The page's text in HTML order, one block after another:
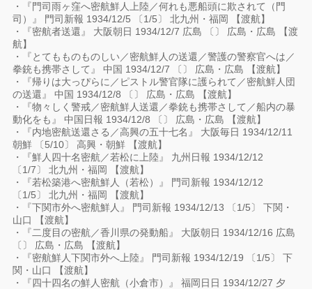
・『門司雨ヶ窪へ密航鮮人上陸／何れも悪船頭に欺されて（門
司）』 門司新報 1934/12/5 〔1/5〕 北九州・福岡 【渡航】
・『密航者送還』 大阪朝日 1934/12/7 広島 〔〕 広島・広島 【渡
航】
・『とてもものものしい／密航鮮人の送還／警護の警察官へは／
拳銃も携帯さして』 中国 1934/12/7 〔〕 広島・広島 【渡航】
・『帰りは大っぴらに／ピストル警官隊に護られて／密航鮮人団
の送還』 中国 1934/12/8 〔〕 広島・広島 【渡航】
・『物々しく警戒／密航鮮人送還／拳銃も携帯さして／船内の暴
動化をも』 中国日報 1934/12/8 〔〕 広島・広島 【渡航】
・『内地密航送還さる／高興の五十七名』 大阪毎日 1934/12/11
朝鮮 〔5/10〕 高興・朝鮮 【渡航】
・『鮮人四十名密航／若松に上陸』 九州日報 1934/12/12
〔1/7〕 北九州・福岡 【渡航】
・『若松築港へ密航鮮人（若松）』 門司新報 1934/12/12
〔1/5〕 北九州・福岡 【渡航】
・『下関市外へ密航鮮人』 門司新報 1934/12/13 〔1/5〕 下関・
山口 【渡航】
・『二度目の密航／香川県の発動船』 大阪朝日 1934/12/16 広島
〔〕 広島・広島 【渡航】
・『密航鮮人下関市外へ上陸』 門司新報 1934/12/19 〔1/5〕 下
関・山口 【渡航】
・『四十四名の鮮人密航（小倉市）』 福岡日日 1934/12/27 夕